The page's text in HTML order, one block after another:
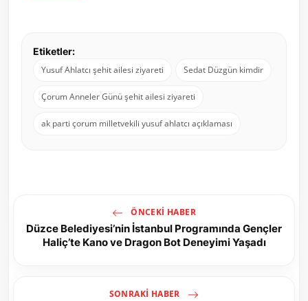
Etiketler:
Yusuf Ahlatcı şehit ailesi ziyareti
Sedat Düzgün kimdir
Çorum Anneler Günü şehit ailesi ziyareti
ak parti çorum milletvekili yusuf ahlatcı açıklaması
ÖNCEKI HABER
Düzce Belediyesi’nin İstanbul Programında Gençler
Haliç’te Kano ve Dragon Bot Deneyimi Yaşadı
SONRAKI HABER